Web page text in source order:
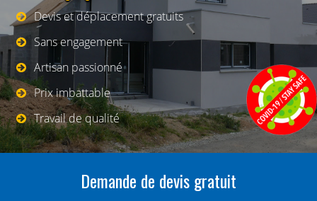
Devis et déplacement gratuits
Sans engagement
Artisan passionné
Prix imbattable
Travail de qualité
Demande de devis gratuit